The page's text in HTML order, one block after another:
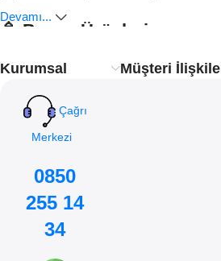
🚿 Banyo Ürünleri
Ankastre bataryalardan modern duş
Estetik, dayanıklılık ve işlevsellik
🍴 Mutfak Ürünleri
Mutfakta hem pratik çözümler hem de şık
doğru adrestesiniz. Eviye, mutfak
mutfağınıza konfor katın.
Devamı...
Kurumsal Müşteri
Çağrı
Merkezi
0850
255 14
34